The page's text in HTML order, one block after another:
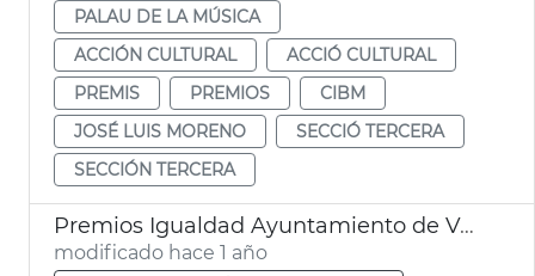
PALAU DE LA MÚSICA
ACCIÓN CULTURAL
ACCIÓ CULTURAL
PREMIS
PREMIOS
CIBM
JOSÉ LUIS MORENO
SECCIÓ TERCERA
SECCIÓN TERCERA
Premios Igualdad Ayuntamiento de València
modificado hace 1 año